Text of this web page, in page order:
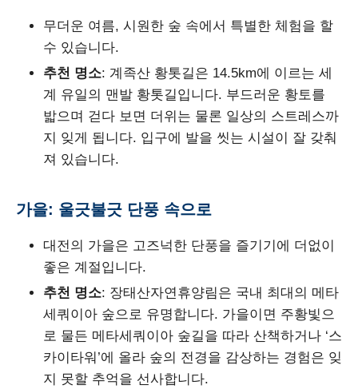
무더운 여름, 시원한 숲 속에서 특별한 체험을 할
수 있습니다.
추천 명소: 계족산 황톳길은 14.5km에 이르는 세
계 유일의 맨발 황톳길입니다. 부드러운 황토를
밟으며 걷다 보면 더위는 물론 일상의 스트레스까
지 잊게 됩니다. 입구에 발을 씻는 시설이 잘 갖춰
져 있습니다.
가을: 울긋불긋 단풍 속으로
대전의 가을은 고즈넉한 단풍을 즐기기에 더없이
좋은 계절입니다.
추천 명소: 장태산자연휴양림은 국내 최대의 메타
세쿼이아 숲으로 유명합니다. 가을이면 주황빛으
로 물든 메타세쿼이아 숲길을 따라 산책하거나 ‘스
카이타워’에 올라 숲의 전경을 감상하는 경험은 잊
지 못할 추억을 선사합니다.